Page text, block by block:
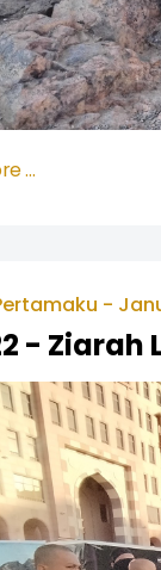
…
-
- Ziarah